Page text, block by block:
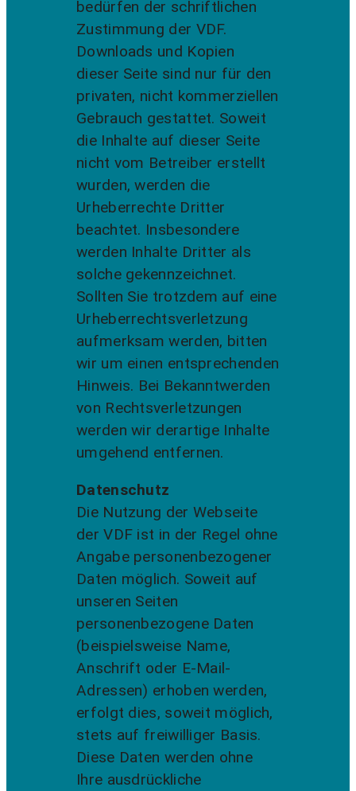
bedürfen der schriftlichen
Zustimmung der VDF.
Downloads und Kopien
dieser Seite sind nur für den
privaten, nicht kommerziellen
Gebrauch gestattet. Soweit
die Inhalte auf dieser Seite
nicht vom Betreiber erstellt
wurden, werden die
Urheberrechte Dritter
beachtet. Insbesondere
werden Inhalte Dritter als
solche gekennzeichnet.
Sollten Sie trotzdem auf eine
Urheberrechtsverletzung
aufmerksam werden, bitten
wir um einen entsprechenden
Hinweis. Bei Bekanntwerden
von Rechtsverletzungen
werden wir derartige Inhalte
umgehend entfernen.
Datenschutz
Die Nutzung der Webseite
der VDF ist in der Regel ohne
Angabe personenbezogener
Daten möglich. Soweit auf
unseren Seiten
personenbezogene Daten
(beispielsweise Name,
Anschrift oder E-Mail-
Adressen) erhoben werden,
erfolgt dies, soweit möglich,
stets auf freiwilliger Basis.
Diese Daten werden ohne
Ihre ausdrückliche